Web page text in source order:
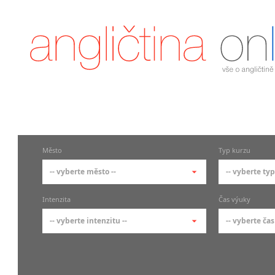
Město
-- vyberte město --
-- vyberte město --
pražské městské části
Typ kurzu
-- vyberte
-- vyberte
Intenzita
-- vyberte intenzitu --
Čas výuky
-- vyberte